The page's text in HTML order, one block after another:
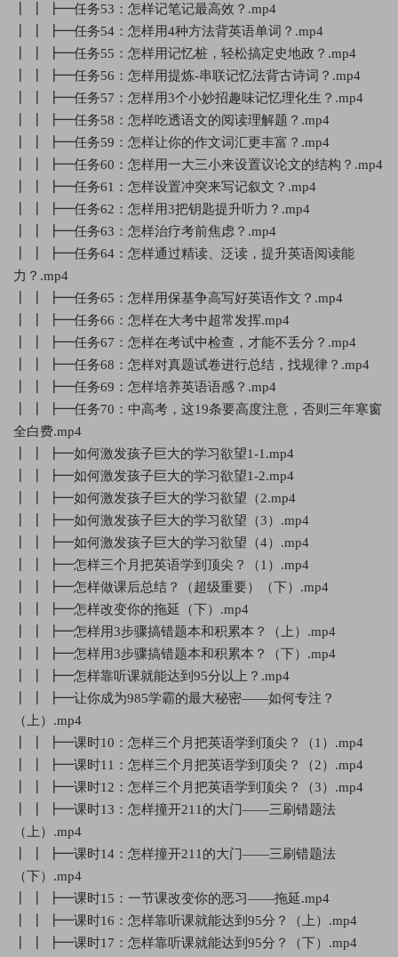
┃ ┃ ┣━任务53：怎样记笔记最高效？.mp4
┃ ┃ ┣━任务54：怎样用4种方法背英语单词？.mp4
┃ ┃ ┣━任务55：怎样用记忆桩，轻松搞定史地政？.mp4
┃ ┃ ┣━任务56：怎样用提炼-串联记忆法背古诗词？.mp4
┃ ┃ ┣━任务57：怎样用3个小妙招趣味记忆理化生？.mp4
┃ ┃ ┣━任务58：怎样吃透语文的阅读理解题？.mp4
┃ ┃ ┣━任务59：怎样让你的作文词汇更丰富？.mp4
┃ ┃ ┣━任务60：怎样用一大三小来设置议论文的结构？.mp4
┃ ┃ ┣━任务61：怎样设置冲突来写记叙文？.mp4
┃ ┃ ┣━任务62：怎样用3把钥匙提升听力？.mp4
┃ ┃ ┣━任务63：怎样治疗考前焦虑？.mp4
┃ ┃ ┣━任务64：怎样通过精读、泛读，提升英语阅读能
力？.mp4
┃ ┃ ┣━任务65：怎样用保基争高写好英语作文？.mp4
┃ ┃ ┣━任务66：怎样在大考中超常发挥.mp4
┃ ┃ ┣━任务67：怎样在考试中检查，才能不丢分？.mp4
┃ ┃ ┣━任务68：怎样对真题试卷进行总结，找规律？.mp4
┃ ┃ ┣━任务69：怎样培养英语语感？.mp4
┃ ┃ ┣━任务70：中高考，这19条要高度注意，否则三年寒窗
全白费.mp4
┃ ┃ ┣━如何激发孩子巨大的学习欲望1-1.mp4
┃ ┃ ┣━如何激发孩子巨大的学习欲望1-2.mp4
┃ ┃ ┣━如何激发孩子巨大的学习欲望（2.mp4
┃ ┃ ┣━如何激发孩子巨大的学习欲望（3）.mp4
┃ ┃ ┣━如何激发孩子巨大的学习欲望（4）.mp4
┃ ┃ ┣━怎样三个月把英语学到顶尖？（1）.mp4
┃ ┃ ┣━怎样做课后总结？（超级重要）（下）.mp4
┃ ┃ ┣━怎样改变你的拖延（下）.mp4
┃ ┃ ┣━怎样用3步骤搞错题本和积累本？（上）.mp4
┃ ┃ ┣━怎样用3步骤搞错题本和积累本？（下）.mp4
┃ ┃ ┣━怎样靠听课就能达到95分以上？.mp4
┃ ┃ ┣━让你成为985学霸的最大秘密——如何专注？
（上）.mp4
┃ ┃ ┣━课时10：怎样三个月把英语学到顶尖？（1）.mp4
┃ ┃ ┣━课时11：怎样三个月把英语学到顶尖？（2）.mp4
┃ ┃ ┣━课时12：怎样三个月把英语学到顶尖？（3）.mp4
┃ ┃ ┣━课时13：怎样撞开211的大门——三刷错题法
（上）.mp4
┃ ┃ ┣━课时14：怎样撞开211的大门——三刷错题法
（下）.mp4
┃ ┃ ┣━课时15：一节课改变你的恶习——拖延.mp4
┃ ┃ ┣━课时16：怎样靠听课就能达到95分？（上）.mp4
┃ ┃ ┣━课时17：怎样靠听课就能达到95分？（下）.mp4